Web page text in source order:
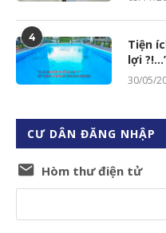
4
Tiện
lợi
30/05/
CƯ DÂN ĐĂNG NHẬP
Hòm thư điện tử